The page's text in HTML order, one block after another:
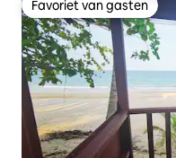
Favoriet van gasten
Favoriet van gasten